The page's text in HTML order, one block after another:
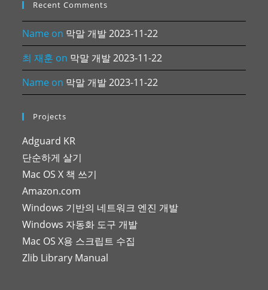
Recent Comments
Name on 막말 개발 2023-11-22
최 재훈 on 막말 개발 2023-11-22
Name on 막말 개발 2023-11-22
Projects
Adguard KR
단순하게 살기
Mac OS X 책 쓰기
Amazon.com
Windows 기반의 네트워크 엔진 개발
Windows 자동화 도구 개발
Mac OS X용 스크립트 수집
Zlib Library Manual